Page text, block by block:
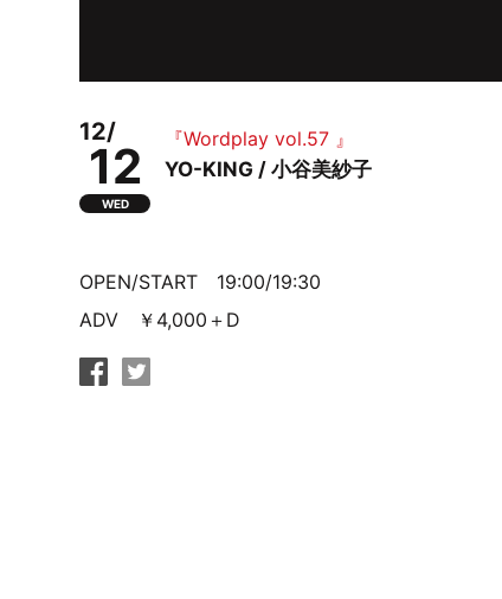
12/
12
WED
『Wordplay vol.57 』
YO-KING / 小谷美紗子
OPEN/START 19:00/19:30
ADV ￥4,000＋D